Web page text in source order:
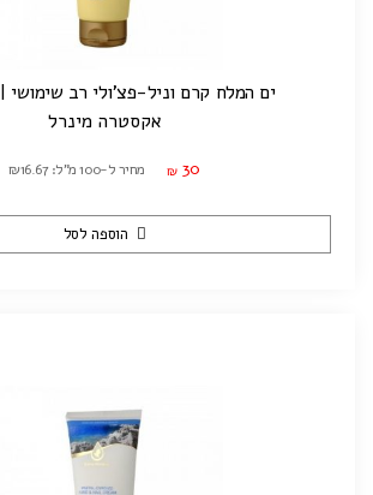
ים המלח קרם וניל-פצ'ולי רב שימושי | 180 מ"ל
אקסטרה מינרל
₪ 30 מחיר ל-100 מ"ל: ₪16.67
הוספה לסל